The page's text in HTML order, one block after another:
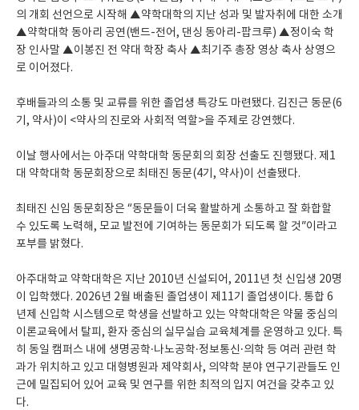
의 개회 선언으로 시작해 ▲약학대학의 지난 성과 및 발자취에 대한 소개
▲약학대학 동아리 공연(밴드-전어, 댄싱 동아리-팝크루) ▲정이숙 학
장 인사말 ▲이봉진 전 약대 학장 축사 ▲최기주 총장 영상 축사 상영으
로 이어졌다.
후배들과의 소통 및 교류를 위한 졸업생 특강도 마련됐다. 김진근 동문(6
기, 약사)이 <약사의 진로와 사회적 역할>을 주제로 강연했다.
이날 행사에서는 아주대 약학대학 동문회의 회장 선출도 진행됐다. 제1
대 약학대학 동문회장으로 최태진 동문(4기, 약사)이 선출됐다.
최태진 신임 동문회장은 “동문들이 더욱 활발하게 소통하고 잘 화합할
수 있도록 노력해, 모교 발전에 기여하는 동문회가 되도록 할 것”이라고
포부를 밝혔다.
아주대학교 약학대학은 지난 2010년 신설되어, 2011년 첫 신입생 20명
이 입학했다. 2026년 2월 배출된 졸업생이 제11기 졸업생이다. 통합 6
년제 신입학 시스템으로 학생을 선발하고 있는 약학대학은 약물 중심의
이론교육에서 탈피, 환자 중심의 실무실습 교육체계를 운영하고 있다. 특
히 동일 캠퍼스 내에 생명공학·나노공학·정보통신·의학 등 여러 관련 학
과가 위치하고 있고 대형병원과 제약회사, 의약학 분야 연구기관들도 인
근에 밀집되어 있어 교육 및 연구를 위한 최적의 입지 여건을 갖추고 있
다.